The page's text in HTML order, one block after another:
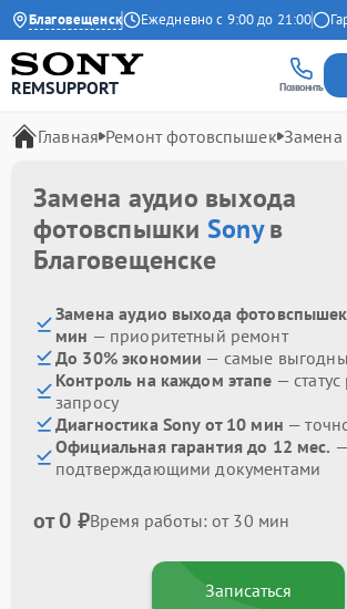
Благовещенск
4.9 на Яндекс Ежедневно с 9:00 до 21:00
REMSUPPORT Позвонить
Главная Ремонт фотовспышек Замена
Замена аудио выхода
фотовспышки Sonyв
Благовещенске
Замена аудио выхода
мин — приоритетный ремонт
До 30% экономии — самые
Контроль на каждом этапе —
запросу
Диагностика Sony от 10 мин —
Официальная гарантия до 12 мес.
подтверждающими документами
от 0 ₽Время работы: от 30 мин
Записаться